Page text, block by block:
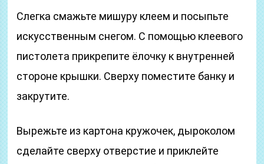
Слегка смажьте мишуру клеем и посыпьте
искусственным снегом. С помощью клеевого
пистолета прикрепите ёлочку к внутренней
стороне крышки. Сверху поместите банку и
закрутите.
Вырежьте из картона кружочек, дыроколом
сделайте сверху отверстие и приклейте